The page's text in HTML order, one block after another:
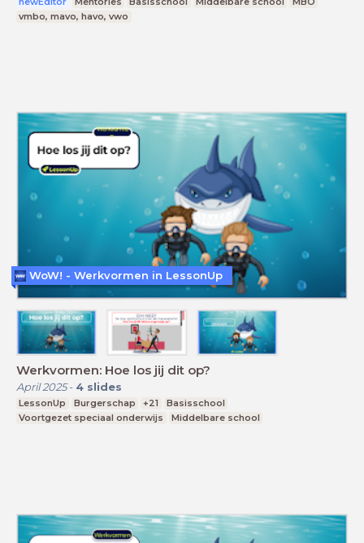
vmbo, mavo, havo, vwo
Werkvormen: Hoe los jij dit op?
April 2025- 4 slides
LessonUp Burgerschap +21
Basisschool
Voortgezet speciaal onderwijs
Middelbare school
WoW! - Werkvormen in LessonUp